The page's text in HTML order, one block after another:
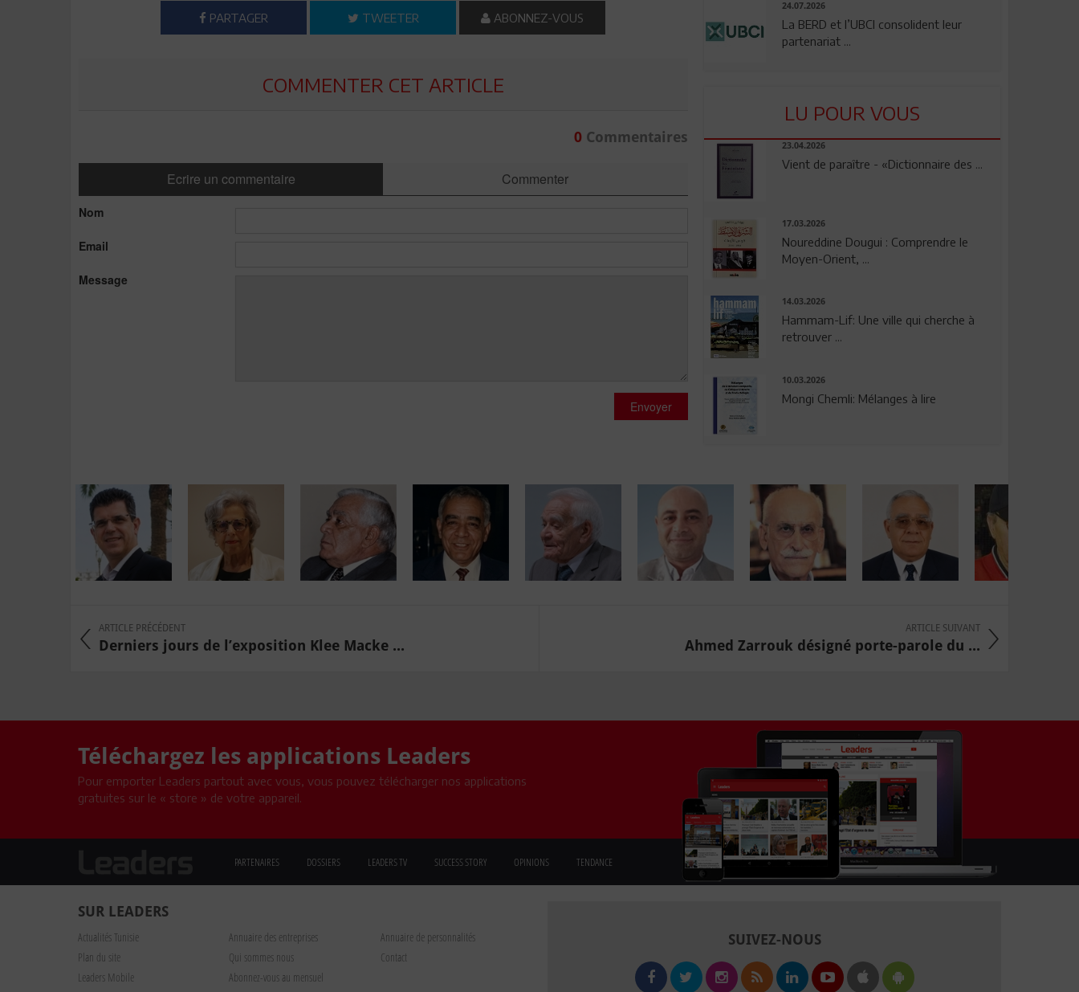
PARTAGER TWEETER ABONNEZ-VOUS
COMMENTER CET ARTICLE
0Commentaires
Ecrire un commentaire Commenter
Nom
Email
Message
Envoyer
24.07.2026
La BERD et l’UBCI consolident leur
partenariat ...
LU POUR VOUS
23.04.2026
Vient de paraître - «Dictionnaire des ...
17.03.2026
Noureddine Dougui : Comprendre le
Moyen-Orient, ...
14.03.2026
Hammam-Lif: Une ville qui cherche à
retrouver ...
10.03.2026
Mongi Chemli: Mélanges à lire
ARTICLE PRÉCÉDENT
Derniers jours de l’exposition Klee Macke ...
ARTICLE SUIVANT
Ahmed Zarrouk désigné porte-parole du ...
Téléchargez les applications Leaders
Pour emporter Leaders partout avec vous, vous pouvez télécharger nos applications
gratuites sur le « store » de votre appareil.
PARTENAIRES DOSSIERS LEADERS TV SUCCESS STORY OPINIONS TENDANCE
SUR LEADERS
Actualités Tunisie Annuaire des entreprises
Annuaire de personnalités
Plan du site
Qui sommes nous
Contact
Leaders Mobile
Abonnez-vous au mensuel
SUIVEZ-NOUS